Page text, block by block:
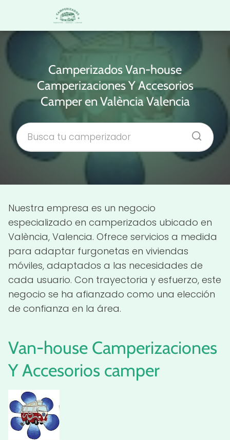
Camperizados Van-house
Camperizaciones Y Accesorios
Camper en València Valencia
Nuestra empresa es un negocio
especializado en camperizados ubicado en
València, Valencia. Ofrece servicios a medida
para adaptar furgonetas en viviendas
móviles, adaptados a las necesidades de
cada usuario. Con trayectoria y esfuerzo, este
negocio se ha afianzado como una elección
de confianza en la área.
Van-house Camperizaciones
Y Accesorios camper